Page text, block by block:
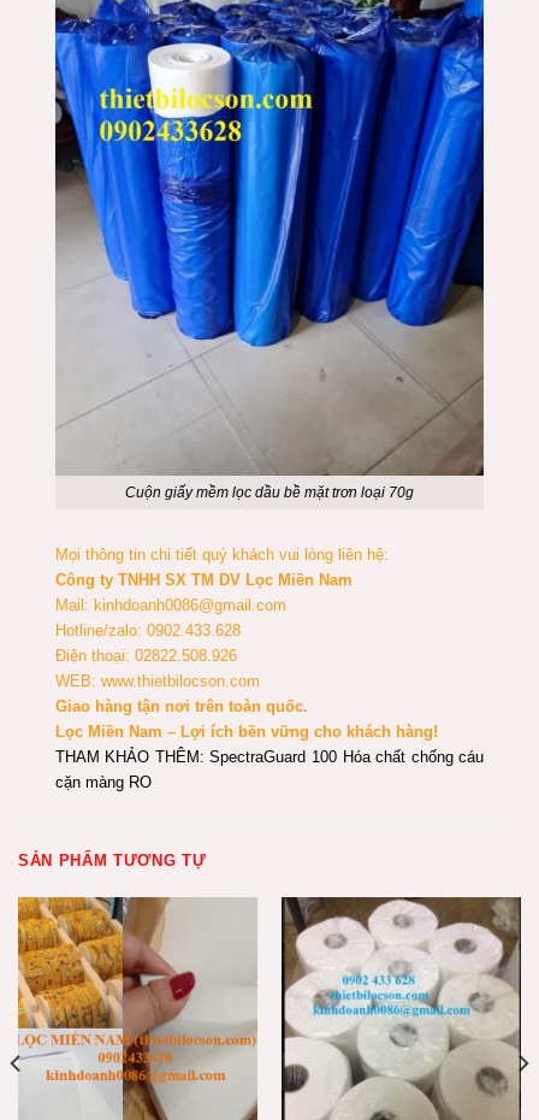
Cuộn giấy mềm lọc dầu bề mặt trơn loại 70g
Mọi thông tin chi tiết quý khách vui lòng liên hệ:
Công ty TNHH SX TM DV Lọc Miền Nam
Mail: kinhdoanh0086@gmail.com
Hotline/zalo: 0902.433.628
Điện thoại: 02822.508.926
WEB: www.thietbilocson.com
Giao hàng tận nơi trên toàn quốc.
Lọc Miền Nam – Lợi ích bền vững cho khách hàng!
THAM KHẢO THÊM:SpectraGuard 100 Hóa chất chống cáu
cặn màng RO
SẢN PHẨM TƯƠNG TỰ